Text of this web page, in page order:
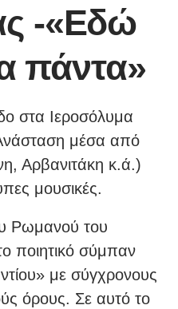
-«Εδώ
πάντα»
στα Ιεροσόλυμα
μέσα από
Αρβανιτάκη κ.ά.)
μουσικές.
Ρωμανού του
ποιητικό σύμπαν
με σύγχρονους
όρους. Σε αυτό το